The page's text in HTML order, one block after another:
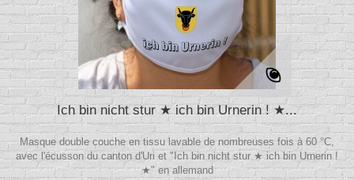
Ich bin nicht stur ★ ich bin Urnerin ! ★...
Masque double couche en tissu lavable de nombreuses fois à 60 °C,
avec l'écusson du canton d'Uri et "Ich bin nicht stur ★ ich bin Urnerin !
★" en allemand